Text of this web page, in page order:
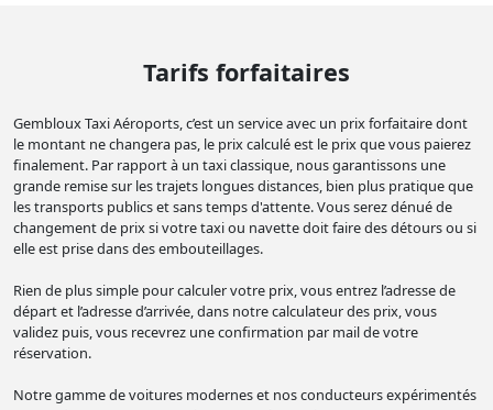
Tarifs forfaitaires
Gembloux Taxi Aéroports, c’est un service avec un prix forfaitaire dont
le montant ne changera pas, le prix calculé est le prix que vous paierez
finalement. Par rapport à un taxi classique, nous garantissons une
grande remise sur les trajets longues distances, bien plus pratique que
les transports publics et sans temps d'attente. Vous serez dénué de
changement de prix si votre taxi ou navette doit faire des détours ou si
elle est prise dans des embouteillages.
Rien de plus simple pour calculer votre prix, vous entrez l’adresse de
départ et l’adresse d’arrivée, dans notre calculateur des prix, vous
validez puis, vous recevrez une confirmation par mail de votre
réservation.
Notre gamme de voitures modernes et nos conducteurs expérimentés